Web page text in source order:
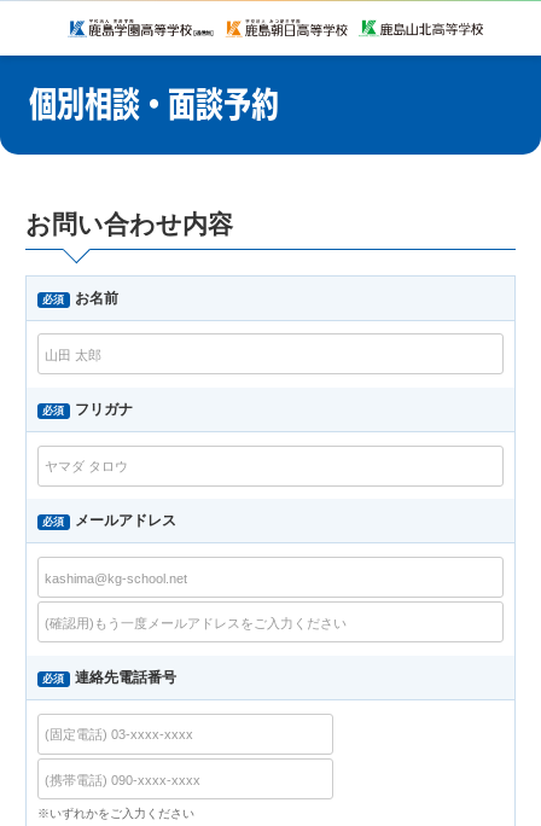
個別相談・面談予約
お問い合わせ内容
必須 お名前
必須 フリガナ
必須 メールアドレス
必須 連絡先電話番号
※いずれかをご入力ください